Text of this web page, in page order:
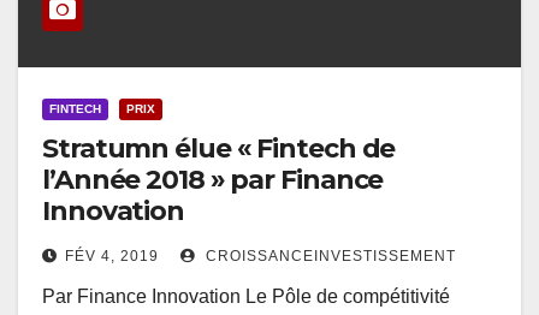
FINTECH PRIX
Stratumn élue « Fintech de
l’Année 2018 » par Finance
Innovation
FÉV 4, 2019 CROISSANCEINVESTISSEMENT
Par Finance Innovation Le Pôle de compétitivité